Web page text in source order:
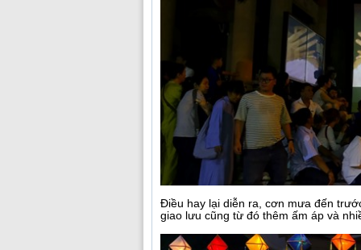
Điều hay lại diễn ra, cơn mưa đến
giao lưu cũng từ đó thêm ấm áp và